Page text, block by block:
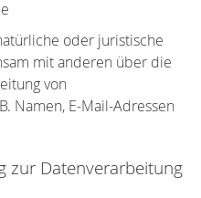
oder juristische
mit anderen über die
von
Namen, E-Mail-Adressen
zur Datenverarbeitung